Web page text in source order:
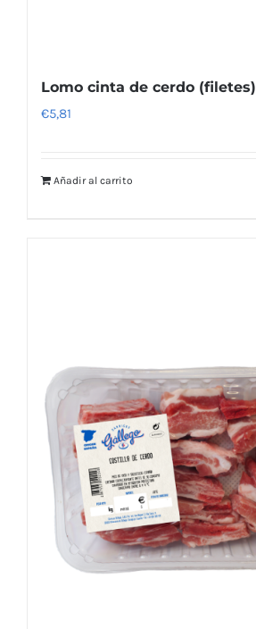
Lomo cinta de cerdo (filetes)
€5,81
Añadir al carrito